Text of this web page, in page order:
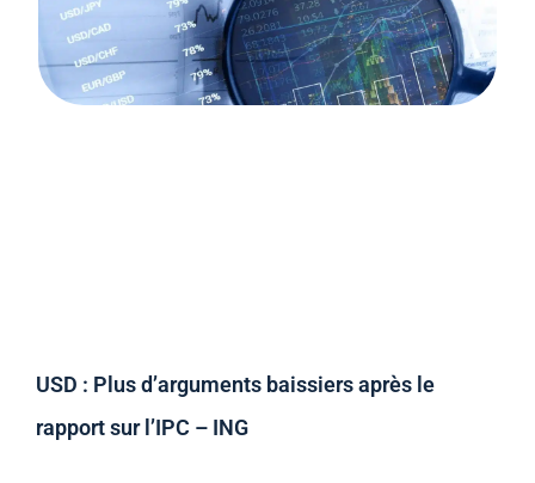
USD : Plus d’arguments baissiers après le
rapport sur l’IPC – ING